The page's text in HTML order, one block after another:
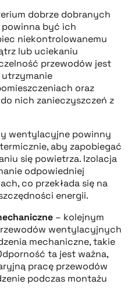
dobrze dobranych
być ich
niekontrolowanemu
lub uciekaniu
przewodów jest
utrzymanie
oraz
nich zanieczyszczeń z
wentylacyjne powinny
aby zapobiegać
się powietrza. Izolacja
odpowiedniej
co przekłada się na
energii.
– kolejnym
wentylacyjnych
mechaniczne, takie
ta jest ważna,
pracę przewodów
podczas montażu